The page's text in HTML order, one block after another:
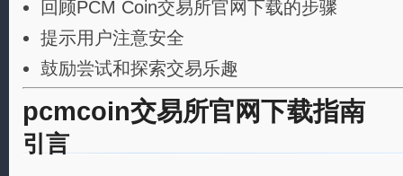
回顾PCM Coin交易所官网下载的步骤
提示用户注意安全
鼓励尝试和探索交易乐趣
pcmcoin交易所官网下载指南
引言